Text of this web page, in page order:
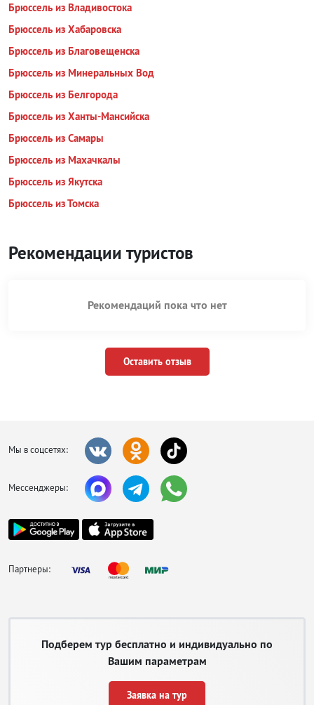
Брюссель из Владивостока
Брюссель из Хабаровска
Брюссель из Благовещенска
Брюссель из Минеральных Вод
Брюссель из Белгорода
Брюссель из Ханты-Мансийска
Брюссель из Самары
Брюссель из Махачкалы
Брюссель из Якутска
Брюссель из Томска
Рекомендации туристов
Рекомендаций пока что нет
Оставить отзыв
Мы в соцсетях:
Мессенджеры:
Партнеры:
Подберем тур бесплатно и индивидуально по
Вашим параметрам
Заявка на тур